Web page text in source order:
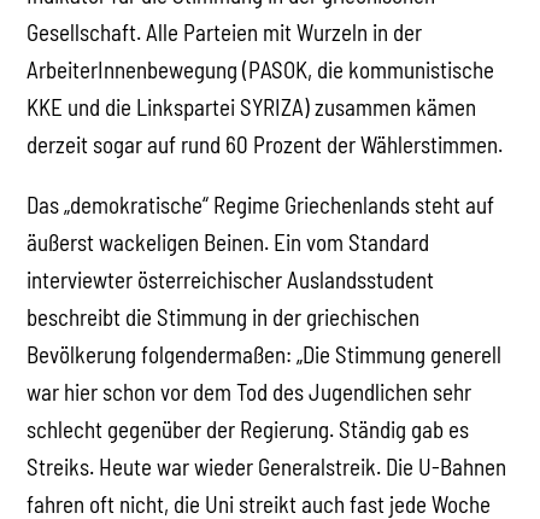
Gesellschaft. Alle Parteien mit Wurzeln in der
ArbeiterInnenbewegung (PASOK, die kommunistische
KKE und die Linkspartei SYRIZA) zusammen kämen
derzeit sogar auf rund 60 Prozent der Wählerstimmen.
Das „demokratische“ Regime Griechenlands steht auf
äußerst wackeligen Beinen. Ein vom Standard
interviewter österreichischer Auslandsstudent
beschreibt die Stimmung in der griechischen
Bevölkerung folgendermaßen: „Die Stimmung generell
war hier schon vor dem Tod des Jugendlichen sehr
schlecht gegenüber der Regierung. Ständig gab es
Streiks. Heute war wieder Generalstreik. Die U-Bahnen
fahren oft nicht, die Uni streikt auch fast jede Woche